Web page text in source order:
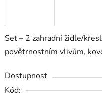
Set – 2 zahradní židle/
povětrnostním vlivům,
Dostupnost
Kód: